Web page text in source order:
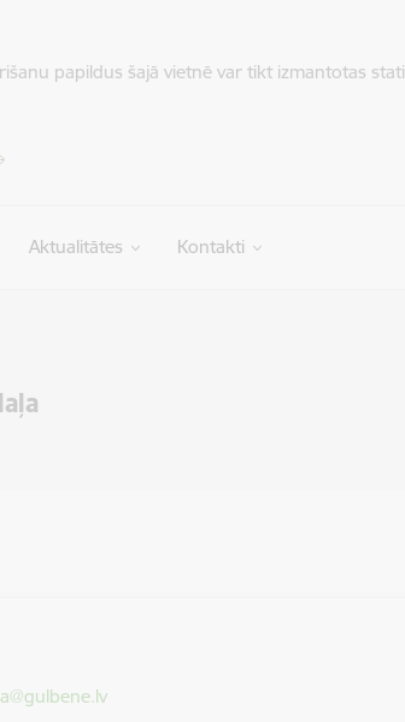
papildus šajā vietnē var tikt izmantotas
Aktualitātes Kontakti